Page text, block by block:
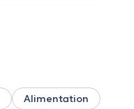
Alimentation